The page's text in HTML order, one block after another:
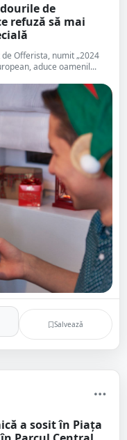
de
refuză să mai
Offerista, numit „2024
aduce oamenil...
Salvează
a sosit în Piața